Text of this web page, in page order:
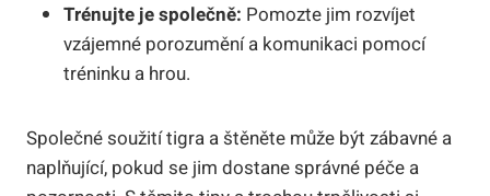
Trénujte je společně: Pomozte jim rozvíjet
vzájemné porozumění a komunikaci pomocí
tréninku a hrou.
Společné soužití tigra a štěněte může být zábavné a
naplňující, pokud se jim dostane správné péče a